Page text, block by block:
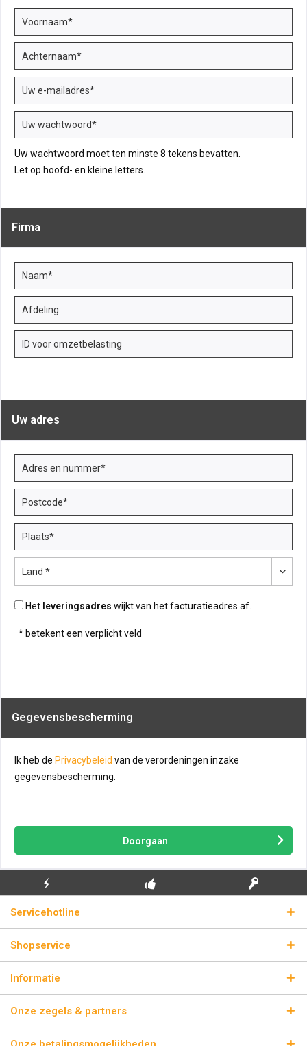
Uw wachtwoord moet ten minste 8 tekens bevatten.
Let op hoofd- en kleine letters.
Firma
Uw adres
Het leveringsadres wijkt van het facturatieadres af.
* betekent een verplicht veld
Gegevensbescherming
Ik heb de Privacybeleid van de verordeningen inzake
gegevensbescherming.
Doorgaan
BLIKSEMVERZENDING
LICENTIESLEUTELS
Servicehotline
Shopservice
Informatie
Onze zegels & partners